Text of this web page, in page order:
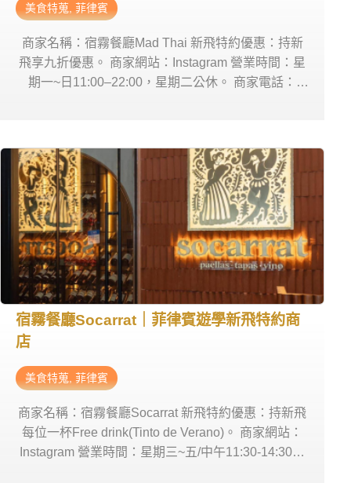
美食特蒐, 菲律賓
商家名稱：宿霧餐廳Mad Thai 新飛特約優惠：持新
飛享九折優惠。 商家網站：Instagram 營業時間：星
期一~日11:00–22:00，星期二公休。 商家電話：
宿霧餐廳Socarrat｜菲律賓遊學新飛特約商
店
美食特蒐, 菲律賓
商家名稱：宿霧餐廳Socarrat 新飛特約優惠：持新飛
每位一杯Free drink(Tinto de Verano)。 商家網站：
Instagram 營業時間：星期三~五/中午11:30-14:30，